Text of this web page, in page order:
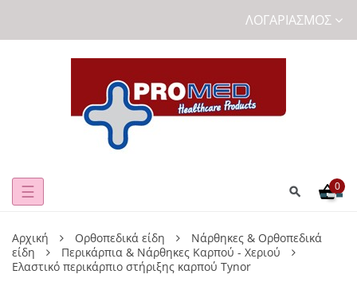
ΛΟΓΑΡΙΑΣΜΌΣ
Toggle
☰ 0
Αρχική Ορθοπεδικά είδη
Νάρθηκες & Ορθοπεδικά
είδη
Περικάρπια & Νάρθηκες Καρπού - Χεριού
Ελαστικό περικάρπιο στήριξης καρπού Tynor